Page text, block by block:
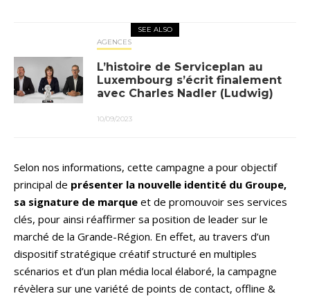
SEE ALSO
AGENCES
L’histoire de Serviceplan au
Luxembourg s’écrit finalement
avec Charles Nadler (Ludwig)
10/09/2023
Selon nos informations, cette campagne a pour objectif
principal de présenter la nouvelle identité du Groupe,
sa signature de marque et de promouvoir ses services
clés, pour ainsi réaffirmer sa position de leader sur le
marché de la Grande-Région. En effet, au travers d’un
dispositif stratégique créatif structuré en multiples
scénarios et d’un plan média local élaboré, la campagne
révèlera sur une variété de points de contact, offline &